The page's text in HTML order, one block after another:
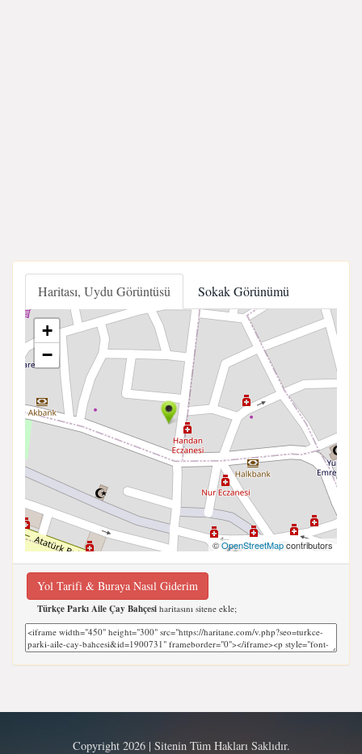
Haritası, Uydu Görüntüsü Sokak Görünümü
+
−
©OpenStreetMapcontributors
Yol Tarifi & Buraya Nasıl Giderim
Türkçe Parkı Aile Çay Bahçesi haritasını sitene ekle;
Copyright 2026 | Sitenin Tüm Hakları Saklıdır.